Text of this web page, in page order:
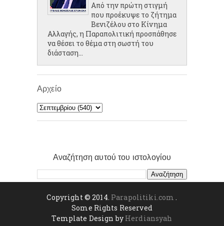
Από την πρώτη στιγμή
που προέκυψε το ζήτημα
Βενιζέλου στο Κίνημα
Αλλαγής, η Παραπολιτική προσπάθησε
να θέσει το θέμα στη σωστή του
διάσταση...
Αρχείο
Αναζήτηση αυτού του ιστολογίου
Copyright © 2014. Parapolitiki.com .
Some Rights Reserved
Template Design by Herdiansyah